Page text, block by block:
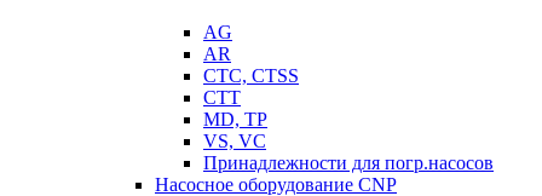
AG
AR
CTC, CTSS
CTT
MD, TP
VS, VC
Принадлежности для погр.насосов
Насосное оборудование CNP